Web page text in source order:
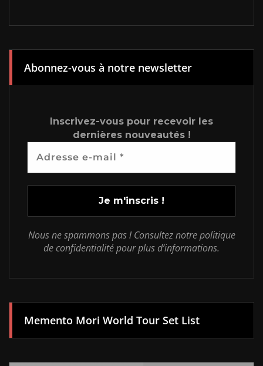
Abonnez-vous à notre newsletter
Inscrivez-vous pour recevoir les
dernières nouveautés !
Nous ne spammons pas ! Consultez notre politique
de confidentialité pour plus d’informations.
Memento Mori World Tour Set List